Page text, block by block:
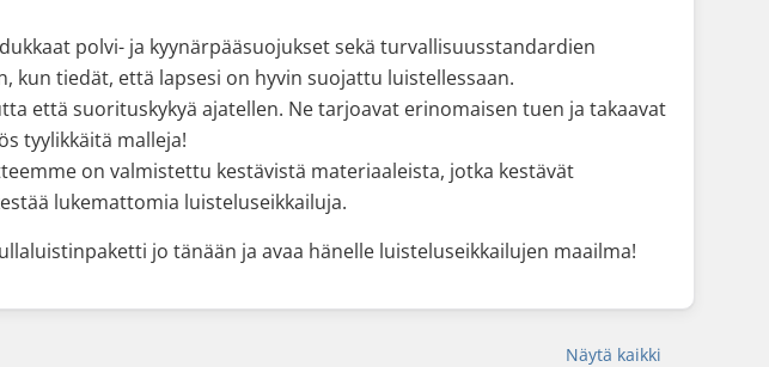
polvi- ja kyynärpääsuojukset sekä turvallisuusstandardien
kun tiedät, että lapsesi on hyvin suojattu luistellessaan.
että suorituskykyä ajatellen. Ne tarjoavat erinomaisen tuen ja takaavat
tyylikkäitä malleja!
on valmistettu kestävistä materiaaleista, jotka kestävät
lukemattomia luisteluseikkailuja.
jo tänään ja avaa hänelle luisteluseikkailujen maailma!
Näytä kaikki